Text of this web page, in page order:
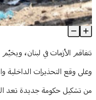
نسب الفقر تتزايد على
Article Content
تتفاقم الأزمات في لبنان،
وعلى وقع التحذيرات الداخلية
من تشكيل حكومة جديدة تعد